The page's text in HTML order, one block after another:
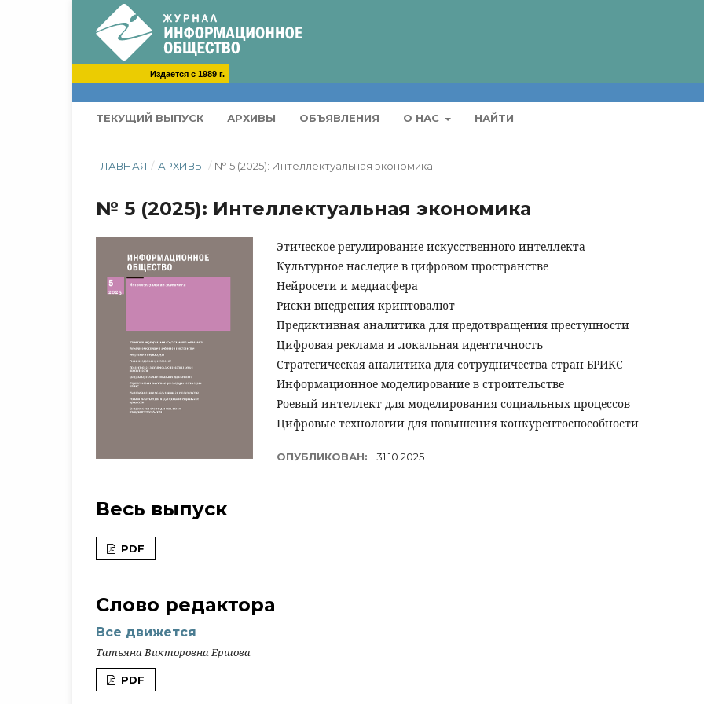
Издается с 1989 г.
ТЕКУЩИЙ ВЫПУСК АРХИВЫ ОБЪЯВЛЕНИЯ О НАС НАЙТИ
ГЛАВНАЯ / АРХИВЫ / № 5 (2025): Интеллектуальная экономика
№ 5 (2025): Интеллектуальная экономика
Этическое регулирование искусственного интеллекта
Культурное наследие в цифровом пространстве
Нейросети и медиасфера
Риски внедрения криптовалют
Предиктивная аналитика для предотвращения преступности
Цифровая реклама и локальная идентичность
Стратегическая аналитика для сотрудничества стран БРИКС
Информационное моделирование в строительстве
Роевый интеллект для моделирования социальных процессов
Цифровые технологии для повышения конкурентоспособности
ОПУБЛИКОВАН: 31.10.2025
Весь выпуск
PDF
Слово редактора
Все движется
Татьяна Викторовна Ершова
PDF